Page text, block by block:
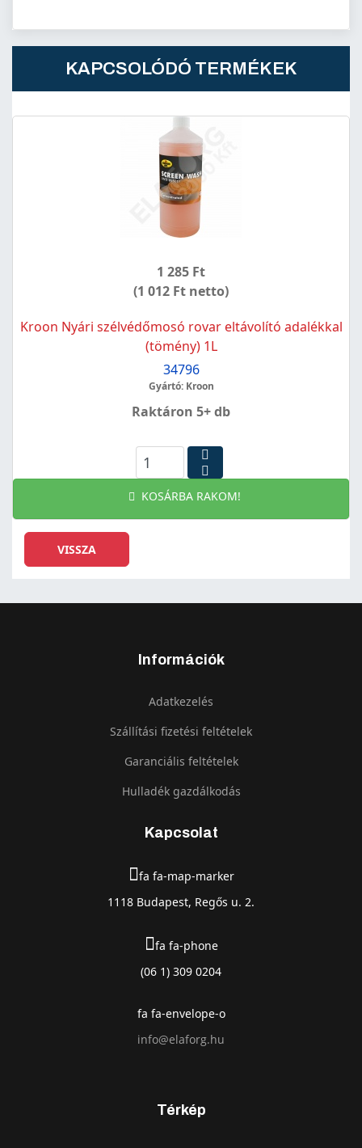
KAPCSOLÓDÓ TERMÉKEK
1 285 Ft
(1 012 Ft netto)
Kroon Nyári szélvédőmosó rovar eltávolító adalékkal
(tömény) 1L
34796
Gyártó: Kroon
Raktáron 5+ db
KOSÁRBA RAKOM!
Információk
Adatkezelés
Szállítási fizetési feltételek
Garanciális feltételek
Hulladék gazdálkodás
Kapcsolat
fa fa-map-marker
1118 Budapest, Regős u. 2.
fa fa-phone
(06 1) 309 0204
fa fa-envelope-o
info@elaforg.hu
Térkép